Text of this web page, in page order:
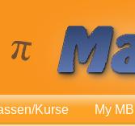
Kurse My MB